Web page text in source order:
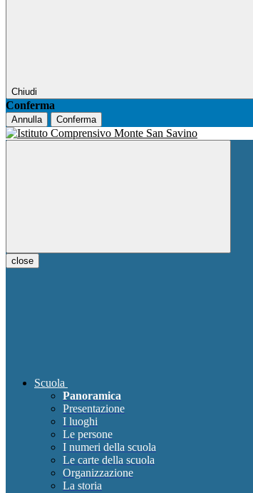
Chiudi
Conferma
Annulla Conferma
close
Scuola
Panoramica
Presentazione
I luoghi
Le persone
I numeri della scuola
Le carte della scuola
Organizzazione
La storia